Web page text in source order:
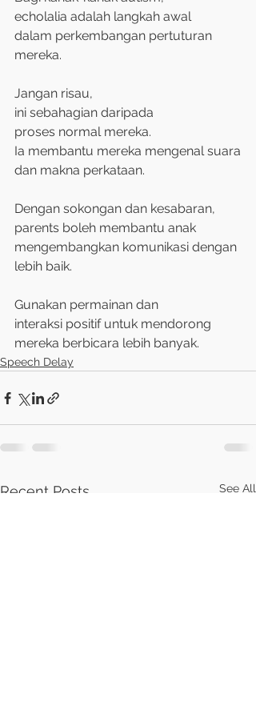
echolalia adalah langkah awal
dalam perkembangan pertuturan
mereka.
Jangan risau,
ini sebahagian daripada
proses normal mereka.
Ia membantu mereka mengenal suara
dan makna perkataan.
Dengan sokongan dan kesabaran,
parents boleh membantu anak
mengembangkan komunikasi dengan
lebih baik.
Gunakan permainan dan
interaksi positif untuk mendorong
mereka berbicara lebih banyak.
Speech Delay
Recent Posts See All